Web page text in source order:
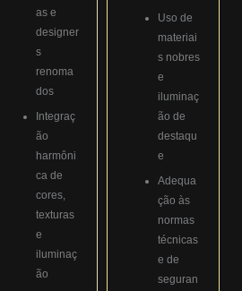
as e
designer
s
renoma
dos
Integraç
ão
harmôni
ca de
cores,
texturas
e
iluminaç
ão
Uso de
materiai
s nobres
e
iluminaç
ão de
destaqu
e
Adequa
ção às
normas
técnicas
e de
seguran